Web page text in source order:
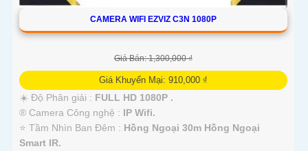
CAMERA WIFI EZVIZ C3N 1080P
Giá Bán: 1,300,000 ₫
Giá Khuyến Mại: 910,000 ₫
☀️ Độ Phân giải : FULL HD 1080P .
®️ Camera Công nghệ : IP Wifi.
⭐ Tầm Nhìn Ban Đêm : Hồng Ngoại 30m Hồng Ngoại
Smart IR.